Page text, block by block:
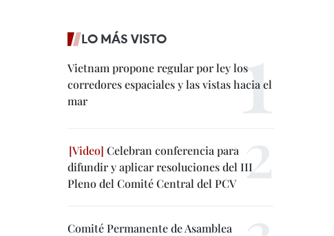
LO MÁS VISTO
Vietnam propone regular por ley los
corredores espaciales y las vistas hacia el
mar
Celebran conferencia para
difundir y aplicar resoluciones del III
Pleno del Comité Central del PCV
Comité Permanente de Asamblea